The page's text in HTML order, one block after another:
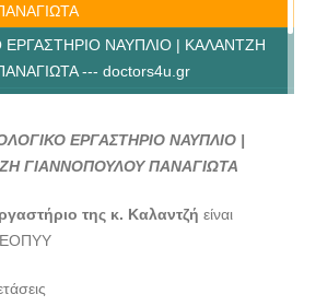
ΕΡΓΑΣΤΗΡΙΟ ΝΑΥΠΛΙΟ | ΚΑΛΑΝΤΖΗ
--- doctors4u.gr
--- doctors4u.gr
ΕΡΓΑΣΤΗΡΙΟ ΝΑΥΠΛΙΟ | ΚΑΛΑΝΤΖΗ
ΕΡΓΑΣΤΗΡΙΟ ΝΑΥΠΛΙΟ |
ΓΙΑΝΝΟΠΟΥΛΟΥ ΠΑΝΑΓΙΩΤΑ
της κ. Καλαντζή είναι
ΕΟΠΥΥ